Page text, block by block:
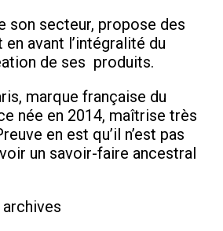
son secteur, propose des
avant l’intégralité du
de ses produits.
marque française du
née en 2014, maîtrise très
en est qu’il n’est pas
un savoir-faire ancestral